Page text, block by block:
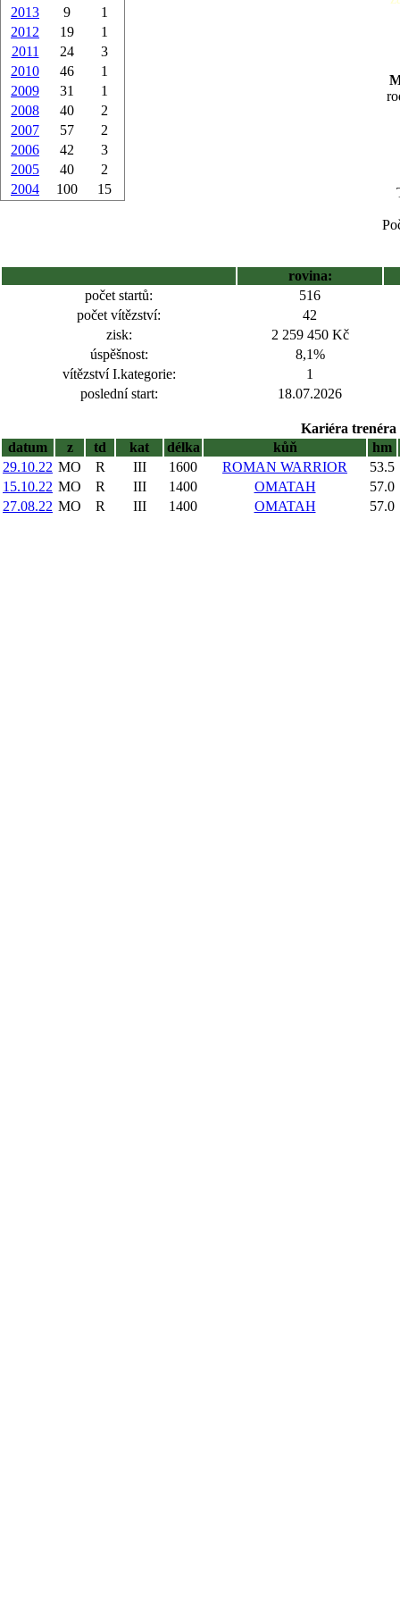
2013
9
1
2012
19
1
2011
24
3
2010
46
1
2009
31
1
2008
40
2
2007
57
2
2006
42
3
2005
40
2
2004
100 15
rovina:
počet startů:
516
počet vítězství:
42
zisk:
2 259 450 Kč
úspěšnost:
8,1%
vítězství I.kategorie:
1
poslední start:
18.07.2026
Kariéra trenéra
datum
z td kat délka kůň
hm
29.10.22 MO R III 1600 ROMAN WARRIOR
53.5
15.10.22 MO R III 1400 OMATAH
57.0
27.08.22 MO R III 1400 OMATAH 57.0